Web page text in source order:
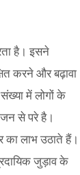
है। इसने
करने और बढ़ावा
संख्या में लोगों के
से परे है।
का लाभ उठाते हैं।
जुड़ाव के